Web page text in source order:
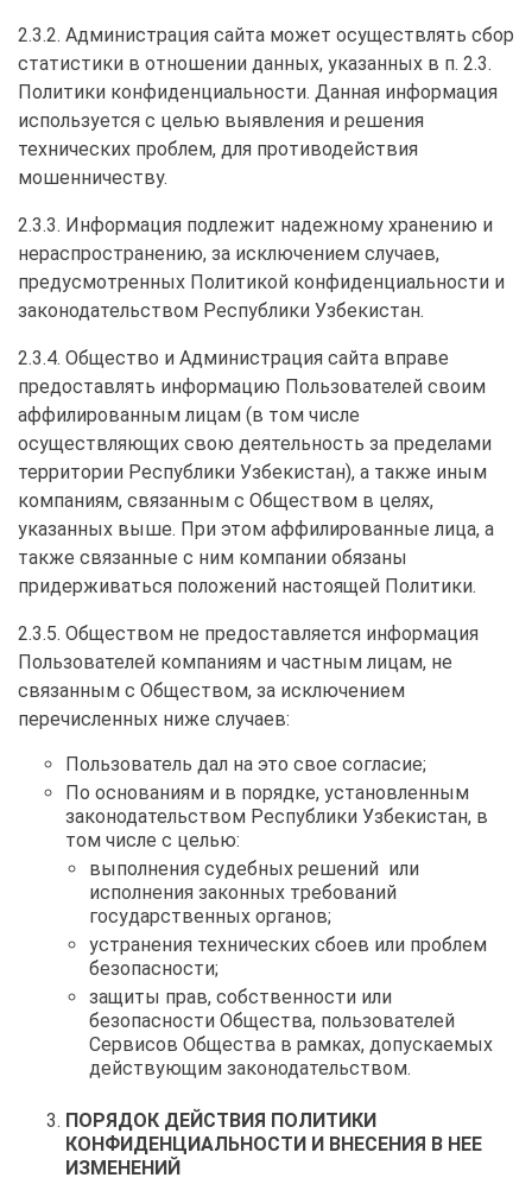
2.3.2. Администрация сайта может осуществлять сбор
статистики в отношении данных, указанных в п. 2.3.
Политики конфиденциальности. Данная информация
используется с целью выявления и решения
технических проблем, для противодействия
мошенничеству.
2.3.3. Информация подлежит надежному хранению и
нераспространению, за исключением случаев,
предусмотренных Политикой конфиденциальности и
законодательством Республики Узбекистан.
2.3.4. Общество и Администрация сайта вправе
предоставлять информацию Пользователей своим
аффилированным лицам (в том числе
осуществляющих свою деятельность за пределами
территории Республики Узбекистан), а также иным
компаниям, связанным с Обществом в целях,
указанных выше. При этом аффилированные лица, а
также связанные с ним компании обязаны
придерживаться положений настоящей Политики.
2.3.5. Обществом не предоставляется информация
Пользователей компаниям и частным лицам, не
связанным с Обществом, за исключением
перечисленных ниже случаев:
Пользователь дал на это свое согласие;
По основаниям и в порядке, установленным
законодательством Республики Узбекистан, в
том числе с целью:
выполнения судебных решений или
исполнения законных требований
государственных органов;
устранения технических сбоев или проблем
безопасности;
защиты прав, собственности или
безопасности Общества, пользователей
Сервисов Общества в рамках, допускаемых
действующим законодательством.
ПОРЯДОК ДЕЙСТВИЯ ПОЛИТИКИ
КОНФИДЕНЦИАЛЬНОСТИ И ВНЕСЕНИЯ В НЕЕ
ИЗМЕНЕНИЙ